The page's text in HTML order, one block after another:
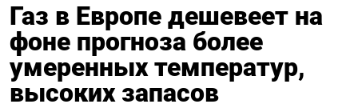
Газ в Европе дешевеет на
фоне прогноза более
умеренных температур,
высоких запасов